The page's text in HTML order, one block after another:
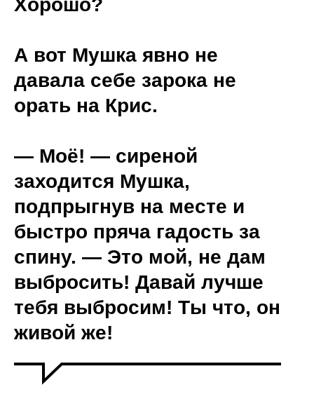
Хорошо?
А вот Мушка явно не
давала себе зарока не
орать на Крис.
— Моё! — сиреной
заходится Мушка,
подпрыгнув на месте и
быстро пряча гадость за
спину. — Это мой, не дам
выбросить! Давай лучше
тебя выбросим! Ты что, он
живой же!